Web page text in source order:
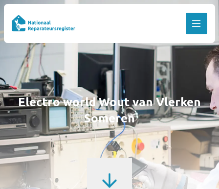
Electro world Wout van Vlerken
Someren